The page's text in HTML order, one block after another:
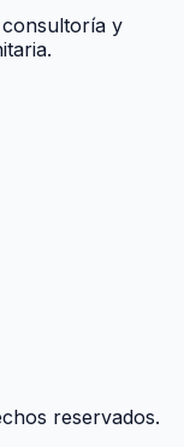
consultoría y
reservados.